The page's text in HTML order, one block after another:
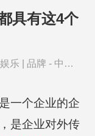
具有这4个
乐 品牌 - 中国
一个企业的企
是企业对外传